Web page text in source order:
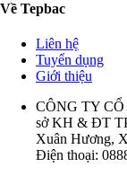
Về Tepbac
Liên hệ
Tuyển dụng
Giới thiệu
CÔNG TY CỔ
sở KH & ĐT
Xuân Hương,
Điện thoại: